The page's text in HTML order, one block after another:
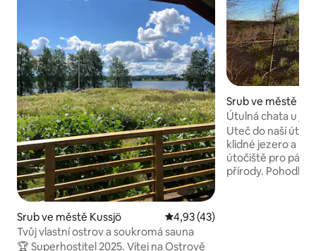
Srub ve městě Kussjö Průměrné hodnocení 4,93 z 5,
4,93 (43)
Tvůj vlastní ostrov a soukromá sauna
🏆 Superhostitel 2025. Vítej na Ostrově
Srub ve městě
Útulná chata u
útočiště
Uteč do naší
klidné jezero a
útočiště pro páry,
přírody. Pohodlně